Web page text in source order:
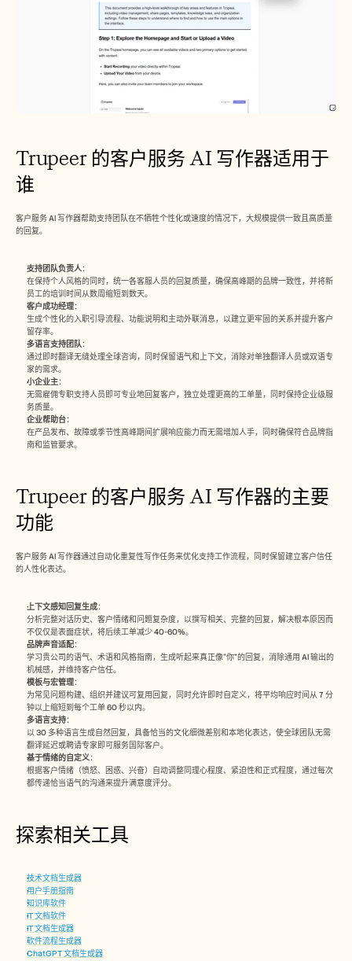
Trupeer 的客户服务 AI 写作器适用于
谁
客户服务 AI 写作器帮助支持团队在不牺牲个性化或速度的情况下，大规模提供一致且高质量
的回复。
支持团队负责人：
在保持个人风格的同时，统一各客服人员的回复质量，确保高峰期的品牌一致性，并将新
员工的培训时间从数周缩短到数天。
客户成功经理：
生成个性化的入职引导流程、功能说明和主动外联消息，以建立更牢固的关系并提升客户
留存率。
多语言支持团队：
通过即时翻译无缝处理全球咨询，同时保留语气和上下文，消除对单独翻译人员或双语专
家的需求。
小企业主：
无需雇佣专职支持人员即可专业地回复客户，独立处理更高的工单量，同时保持企业级服
务质量。
企业帮助台：
在产品发布、故障或季节性高峰期间扩展响应能力而无需增加人手，同时确保符合品牌指
南和监管要求。​
Trupeer 的客户服务 AI 写作器的主要
功能
客户服务 AI 写作器通过自动化重复性写作任务来优化支持工作流程，同时保留建立客户信任
的人性化表达。
上下文感知回复生成：
分析完整对话历史、客户情绪和问题复杂度，以撰写相关、完整的回复，解决根本原因而
不仅仅是表面症状，将后续工单减少 40-60%。
品牌声音适配：
学习贵公司的语气、术语和风格指南，生成听起来真正像“你”的回复，消除通用 AI 输出的
机械感，并维持客户信任。
模板与宏管理：
为常见问题构建、组织并建议可复用回复，同时允许即时自定义，将平均响应时间从 7 分
钟以上缩短到每个工单 60 秒以内。
多语言支持：
以 30 多种语言生成自然回复，具备恰当的文化细微差别和本地化表达，使全球团队无需
翻译延迟或聘请专家即可服务国际客户。
基于情绪的自定义：
根据客户情绪（愤怒、困惑、兴奋）自动调整同理心程度、紧迫性和正式程度，通过每次
都传递恰当语气的沟通来提升满意度评分。​
探索相关工具
技术文档生成器
用户手册指南
知识库软件
IT 文档软件
IT 文档生成器
软件流程生成器
ChatGPT 文档生成器